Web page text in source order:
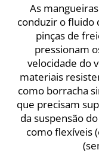
As
conduzir o fluido
pinças de
pressionam
velocidade do
materiais
como borracha
que precisam
da suspensão
como flexíveis